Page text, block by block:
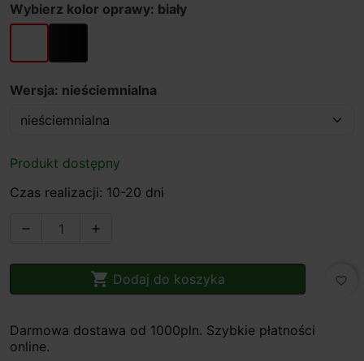
Wybierz kolor oprawy: biały
biały czarny
Wersja: nieściemnialna
Produkt dostępny
Czas realizacji: 10-20 dni
 
 Dodaj do koszyka favorite_border
Darmowa dostawa od 1000pln. Szybkie płatności
online.